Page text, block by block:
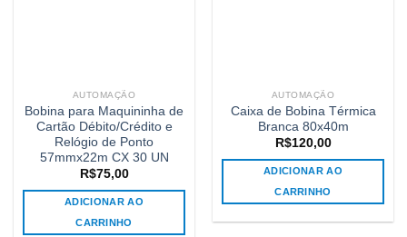
AUTOMAÇÃO
Bobina para Maquininha de
Cartão Débito/Crédito e
Relógio de Ponto
57mmx22m CX 30 UN
R$75,00
ADICIONAR AO
CARRINHO
AUTOMAÇÃO
Caixa de Bobina Térmica
Branca 80x40m
R$120,00
ADICIONAR AO
CARRINHO